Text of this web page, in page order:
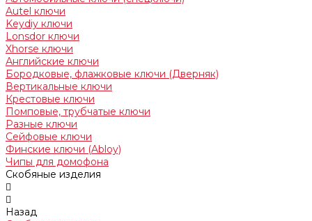
Autel ключи
Keydiy ключи
Lonsdor ключи
Xhorse ключи
Английские ключи
Бородковые, флажковые ключи (Дверняк)
Вертикальные ключи
Крестовые ключи
Помповые, трубчатые ключи
Разные ключи
Сейфовые ключи
Финские ключи (Abloy)
Чипы для домофона
Скобяные изделия
Назад